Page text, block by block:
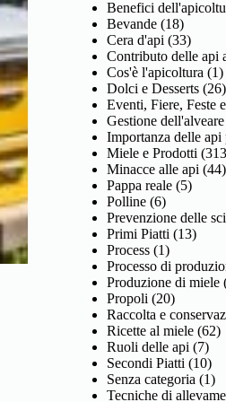
Benefici
Bevande (18)
Cera d'api (33)
Contributo delle api
Cos'è l'apicoltura (1)
Dolci e Desserts (26)
Eventi, Fiere, Feste
Gestione dell'alveare
Importanza delle
Miele e Prodotti
Minacce alle api (44)
Pappa reale (5)
Polline (6)
Prevenzione delle
Primi Piatti (13)
Process (1)
Processo di
Produzione di miele
Propoli (20)
Raccolta e
Ricette al miele (62)
Ruoli delle api (7)
Secondi Piatti (10)
Senza categoria (1)
Tecniche di